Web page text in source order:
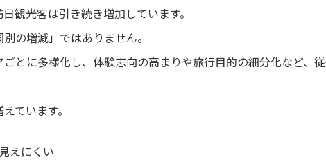
観光客は引き続き増加しています。
の増減」ではありません。
とに多様化し、体験志向の高まりや旅行目的の細分化など、
ています。
えにくい